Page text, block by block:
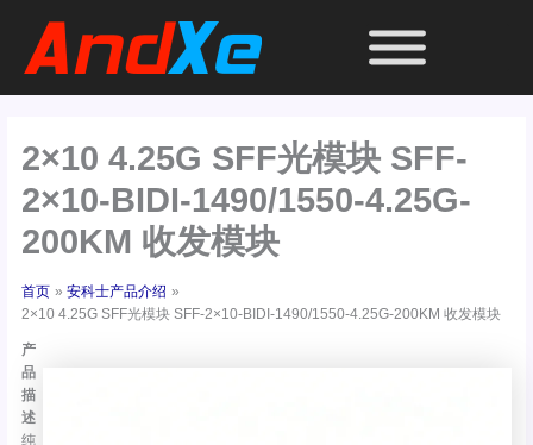
2×10 4.25G SFF光模块 SFF-
2×10-BIDI-1490/1550-4.25G-
200KM 收发模块
首页
安科士产品介绍
2×10 4.25G SFF光模块 SFF-2×10-BIDI-1490/1550-4.25G-200KM 收发模块
产
品
描
述
纯